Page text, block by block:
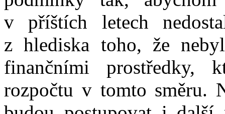
v příštích letech
z hlediska toho, že
finančními prostředky,
rozpočtu v tomto směru.